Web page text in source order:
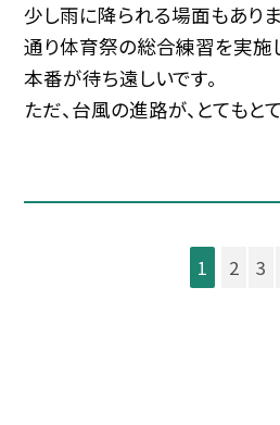
少し雨に降られる場面もあり
通り体育祭の総合練習を実施
本番が待ち遠しいです。
ただ、台風の進路が、とてもと
1 2 3